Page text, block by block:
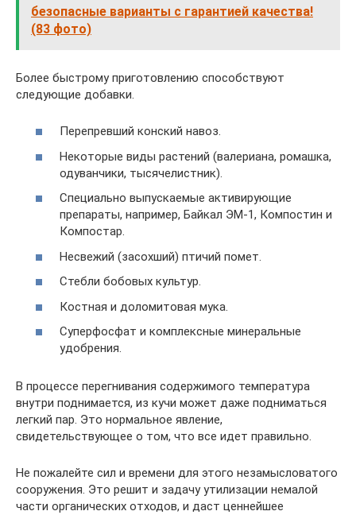
безопасные варианты с гарантией качества!
(83 фото)
Более быстрому приготовлению способствуют
следующие добавки.
Перепревший конский навоз.
Некоторые виды растений (валериана, ромашка,
одуванчики, тысячелистник).
Специально выпускаемые активирующие
препараты, например, Байкал ЭМ-1, Компостин и
Компостар.
Несвежий (засохший) птичий помет.
Стебли бобовых культур.
Костная и доломитовая мука.
Суперфосфат и комплексные минеральные
удобрения.
В процессе перегнивания содержимого температура
внутри поднимается, из кучи может даже подниматься
легкий пар. Это нормальное явление,
свидетельствующее о том, что все идет правильно.
Не пожалейте сил и времени для этого незамысловатого
сооружения. Это решит и задачу утилизации немалой
части органических отходов, и даст ценнейшее